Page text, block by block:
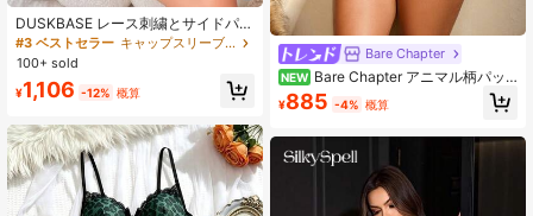
DUSKBASE レース刺繍とサイドパネ
ルデザインの女性用スリープドレス
パジャマ
#3 ベストセラー
キャップスリーブ 女性用パジャマ
100+ sold
¥1,106 -12% 概算
Bare Chapter
NEW Bare Chapter アニマル柄パッ
チワーク セクシー ワイルドビューテ
ィー レオパード柄 タイガー柄 メッ
¥885 -4% 概算